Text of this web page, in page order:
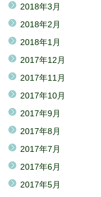
2018年3月
2018年2月
2018年1月
2017年12月
2017年11月
2017年10月
2017年9月
2017年8月
2017年7月
2017年6月
2017年5月